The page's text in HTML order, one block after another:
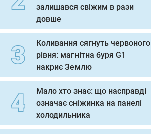
залишався свіжим в рази
довше
Коливання сягнуть червоного
рівня: магнітна буря G1
накриє Землю
Мало хто знає: що насправді
означає сніжинка на панелі
холодильника